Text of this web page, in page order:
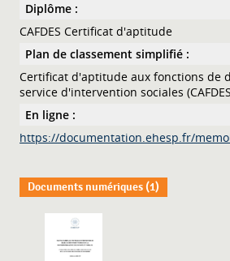
Diplôme :
CAFDES Certificat d'aptitude
Plan de classement simplifié :
Certificat d'aptitude aux fonctions de
service d'intervention sociales
En ligne :
https://documentation.ehesp.fr/
Documents numériques (1)